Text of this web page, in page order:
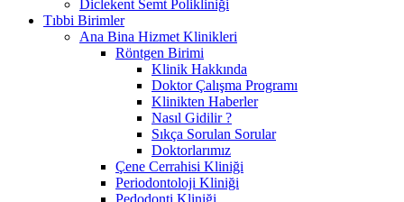
Diclekent Semt Polikliniği
Tıbbi Birimler
Ana Bina Hizmet Klinikleri
Röntgen Birimi
Klinik Hakkında
Doktor Çalışma Programı
Klinikten Haberler
Nasıl Gidilir ?
Sıkça Sorulan Sorular
Doktorlarımız
Çene Cerrahisi Kliniği
Periodontoloji Kliniği
Pedodonti Kliniği